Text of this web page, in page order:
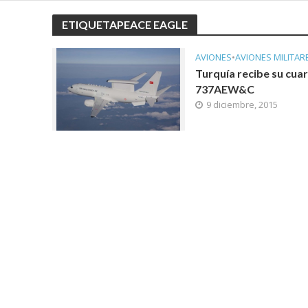
ETIQUETAPEACE EAGLE
AVIONES•AVIONES
Turquía recibe su
737AEW&C
9 diciembre, 2015